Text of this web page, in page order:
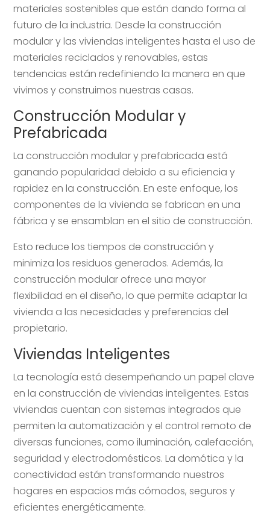
materiales sostenibles que están dando forma al
futuro de la industria. Desde la construcción
modular y las viviendas inteligentes hasta el uso de
materiales reciclados y renovables, estas
tendencias están redefiniendo la manera en que
vivimos y construimos nuestras casas.
Construcción Modular y
Prefabricada
La construcción modular y prefabricada está
ganando popularidad debido a su eficiencia y
rapidez en la construcción. En este enfoque, los
componentes de la vivienda se fabrican en una
fábrica y se ensamblan en el sitio de construcción.
Esto reduce los tiempos de construcción y
minimiza los residuos generados. Además, la
construcción modular ofrece una mayor
flexibilidad en el diseño, lo que permite adaptar la
vivienda a las necesidades y preferencias del
propietario.
Viviendas Inteligentes
La tecnología está desempeñando un papel clave
en la construcción de viviendas inteligentes. Estas
viviendas cuentan con sistemas integrados que
permiten la automatización y el control remoto de
diversas funciones, como iluminación, calefacción,
seguridad y electrodomésticos. La domótica y la
conectividad están transformando nuestros
hogares en espacios más cómodos, seguros y
eficientes energéticamente.